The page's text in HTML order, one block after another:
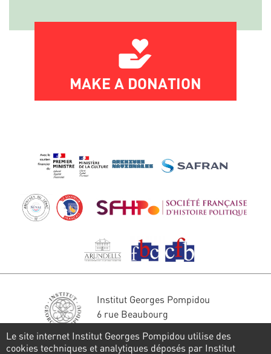
MAKE A DONATION
Institut Georges Pompidou
6 rue Beaubourg
Tél. : 01 44 78 41 22
Le site internet Institut Georges Pompidou utilise des
cookies techniques et analytiques déposés par Institut